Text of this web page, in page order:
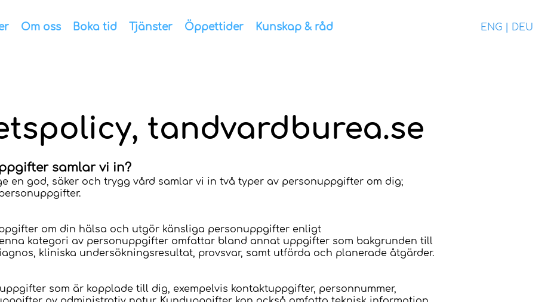
Om oss Boka tid Tjänster Öppettider Kunskap & råd ENG| DEU
tandvardburea.se
samlar vi in?
en god, säker och trygg vård samlar vi in två typer av personuppgifter om dig;
om din hälsa och utgör känsliga personuppgifter enligt
kategori av personuppgifter omfattar bland annat uppgifter som bakgrunden till
kliniska undersökningsresultat, provsvar, samt utförda och planerade åtgärder.
som är kopplade till dig, exempelvis kontaktuppgifter, personnummer,